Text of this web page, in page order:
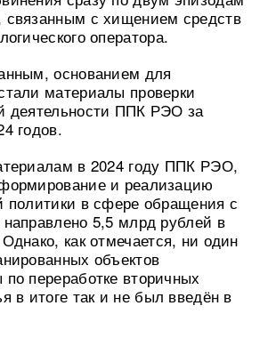
связанным с хищением средств
оператора.
основанием для
материалы проверки
деятельности ППК РЭО за
годов.
в 2024 году ППК РЭО,
и реализацию
политики в сфере обращения с
5,5 млрд рублей в
как отмечается, ни один
объектов
переработке вторичных
в итоге так и не был введён в